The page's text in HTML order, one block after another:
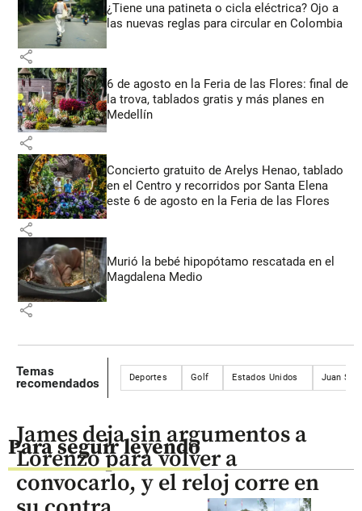
¿Tiene una patineta o cicla eléctrica? Ojo a
las nuevas reglas para circular en Colombia
share
6 de agosto en la Feria de las Flores: final de
la trova, tablados gratis y más planes en
Medellín
share
Concierto gratuito de Arelys Henao, tablado
en el Centro y recorridos por Santa Elena
este 6 de agosto en la Feria de las Flores
share
Murió la bebé hipopótamo rescatada en el
Magdalena Medio
share
Temas
recomendados
Deportes Golf Estados Unidos Juan
Para seguir leyendo
James deja sin argumentos a
Lorenzo para volver a
convocarlo, y el reloj corre en